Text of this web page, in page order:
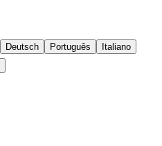
Deutsch Português
Italiano